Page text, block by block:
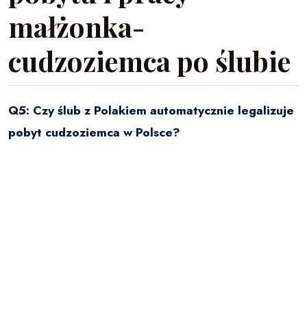
małżonka-
cudzoziemca po ślubie
Q5: Czy ślub z Polakiem automatycznie legalizuje
pobyt cudzoziemca w Polsce?